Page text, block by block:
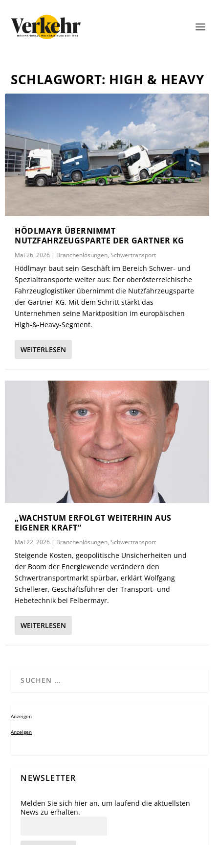
SCHLAGWORT: HIGH & HEAVY
HÖDLMAYR ÜBERNIMMT
NUTZFAHRZEUGSPARTE DER GARTNER KG
Mai 26, 2026 | Branchenlösungen,Schwertransport
Hödlmayr baut sein Geschäft im Bereich Schwer- und
Spezialtransporte weiter aus: Der oberösterreichische
Fahrzeuglogistiker übernimmt die Nutzfahrzeugsparte
der Gartner KG. Mit dem Schritt stärkt das
Unternehmen seine Marktposition im europäischen
High-&-Heavy-Segment.
WEITERLESEN
„WACHSTUM ERFOLGT WEITERHIN AUS
EIGENER KRAFT“
Mai 22, 2026 | Branchenlösungen,Schwertransport
Steigende Kosten, geopolitische Unsicherheiten und
der Boom der Energiewende verändern den
Schwertransportmarkt spürbar, erklärt Wolfgang
Schellerer, Geschäftsführer der Transport- und
Hebetechnik bei Felbermayr.
WEITERLESEN
Anzeigen
Anzeigen
NEWSLETTER
Melden Sie sich hier an, um laufend die aktuellsten
News zu erhalten.